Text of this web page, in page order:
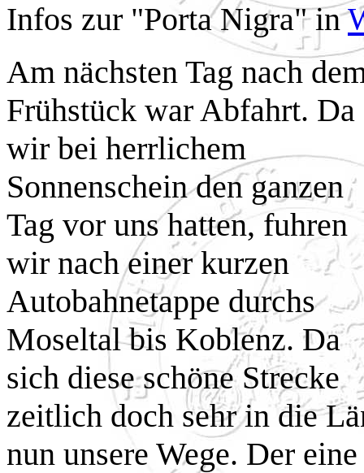
Infos zur "Porta Nigra" in
Am nächsten Tag nach
Frühstück war Abfahrt. Da
wir bei herrlichem
Sonnenschein den ganzen
Tag vor uns hatten, fuhren
wir nach einer kurzen
Autobahnetappe durchs
Moseltal bis Koblenz. Da
sich diese schöne Strecke
zeitlich doch sehr in die
nun unsere Wege. Der